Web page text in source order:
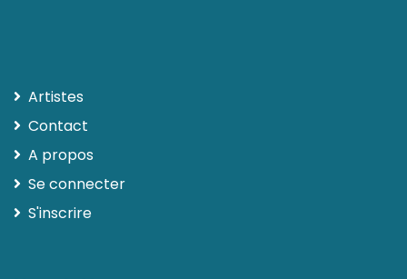
Artistes
Contact
A propos
Se connecter
S'inscrire